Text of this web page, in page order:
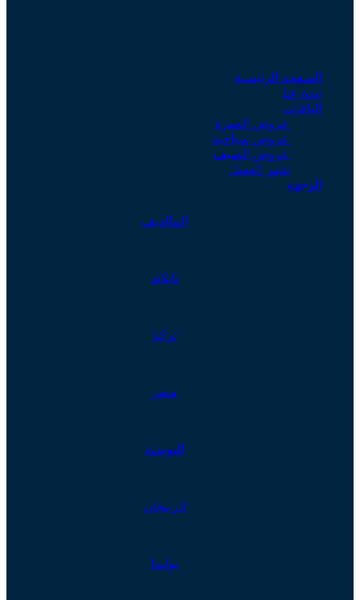
الصفحة الرئيسية
نبذة عنا
الباقات
عروض العمرة
عروض سياحية
عروض الصيف
شهر العسل
الوجهة
المالديف
تايلاند
تركيا
مصر
البوسنة
اذربيجان
بولندا